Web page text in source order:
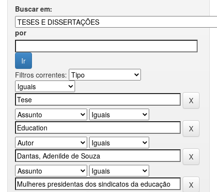
Buscar em:
por
Filtros correntes: